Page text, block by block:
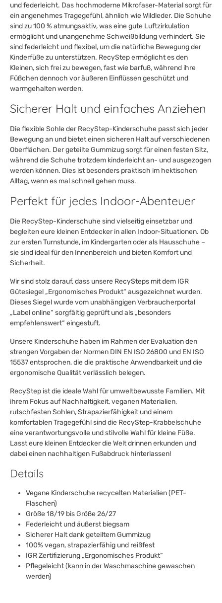
und federleicht. Das hochmoderne Mikrofaser-Material sorgt für
ein angenehmes Tragegefühl, ähnlich wie Wildleder. Die Schuhe
sind zu 100 % atmungsaktiv, was eine gute Luftzirkulation
ermöglicht und unangenehme Schweißbildung verhindert. Sie
sind federleicht und flexibel, um die natürliche Bewegung der
Kinderfüße zu unterstützen. RecyStep ermöglicht es den
Kleinen, sich frei zu bewegen, fast wie barfuß, während ihre
Füßchen dennoch vor äußeren Einflüssen geschützt und
warmgehalten werden.
Sicherer Halt und einfaches Anziehen
Die flexible Sohle der RecyStep-Kinderschuhe passt sich jeder
Bewegung an und bietet einen sicheren Halt auf verschiedenen
Oberflächen. Der geteilte Gummizug sorgt für einen festen Sitz,
während die Schuhe trotzdem kinderleicht an- und ausgezogen
werden können. Dies ist besonders praktisch im hektischen
Alltag, wenn es mal schnell gehen muss.
Perfekt für jedes Indoor-Abenteuer
Die RecyStep-Kinderschuhe sind vielseitig einsetzbar und
begleiten eure kleinen Entdecker in allen Indoor-Situationen. Ob
zur ersten Turnstunde, im Kindergarten oder als Hausschuhe –
sie sind ideal für den Innenbereich und bieten Komfort und
Sicherheit.
Wir sind stolz darauf, dass unsere RecySteps mit dem IGR
Gütesiegel „Ergonomisches Produkt“ ausgezeichnet wurden.
Dieses Siegel wurde vom unabhängigen Verbraucherportal
„Label online“ sorgfältig geprüft und als „besonders
empfehlenswert“ eingestuft.
Unsere Kinderschuhe haben im Rahmen der Evaluation den
strengen Vorgaben der Normen DIN EN ISO 26800 und EN ISO
15537 entsprochen, die die praktische Anwendbarkeit und die
ergonomische Qualität verlässlich belegen.
RecyStep ist die ideale Wahl für umweltbewusste Familien. Mit
ihrem Fokus auf Nachhaltigkeit, veganen Materialien,
rutschfesten Sohlen, Strapazierfähigkeit und einem
komfortablen Tragegefühl sind die RecyStep-Krabbelschuhe
eine verantwortungsvolle und stilvolle Wahl für kleine Füße.
Lasst eure kleinen Entdecker die Welt drinnen erkunden und
dabei einen nachhaltigen Fußabdruck hinterlassen!
Details
Vegane Kinderschuhe recycelten Materialien (PET-
Flaschen)
Größe 18/19 bis Größe 26/27
Federleicht und äußerst biegsam
Sicherer Halt dank geteiltem Gummizug
100% vegan, strapazierfähig und reißfest
IGR Zertifizierung „Ergonomisches Produkt“
Pflegeleicht (kann in der Waschmaschine gewaschen
werden)